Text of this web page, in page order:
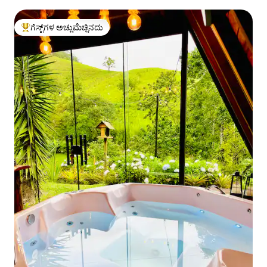
ಗೆಸ್ಟ್‌ಗಳಿಗೆ ಅತಿ ಹೆಚ್ಚು ಅಚ್ಚುಮೆಚ್ಚಿನದು
ಗೆಸ್ಟ್‌ಗಳ ಅಚ್ಚುಮೆಚ್ಚಿನದು